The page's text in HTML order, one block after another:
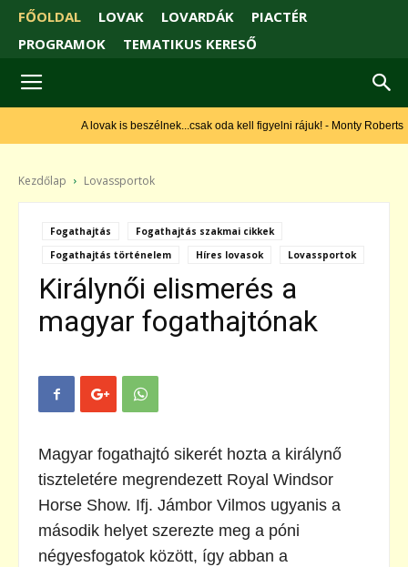
FŐOLDAL LOVAK LOVARDÁK
PIACTÉR
PROGRAMOK
TEMATIKUS KERESŐ
A lovak is beszélnek...csak oda kell figyelni rájuk! - Monty Roberts
Kezdőlap Lovassportok
Fogathajtás
Fogathajtás szakmai cikkek
Fogathajtás történelem
Híres lovasok Lovassportok
Királynői elismerés a
magyar fogathajtónak
Magyar fogathajtó sikerét hozta a királynő
tiszteletére megrendezett Royal Windsor
Horse Show. Ifj. Jámbor Vilmos ugyanis a
második helyet szerezte meg a póni
négyesfogatok között, így abban a